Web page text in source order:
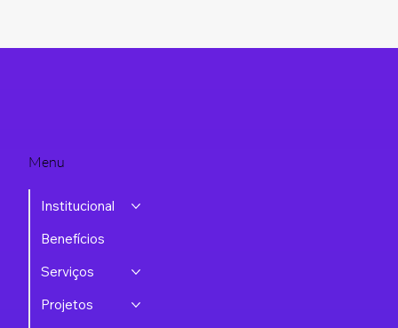
Menu
Institucional
Benefícios
Serviços
Projetos